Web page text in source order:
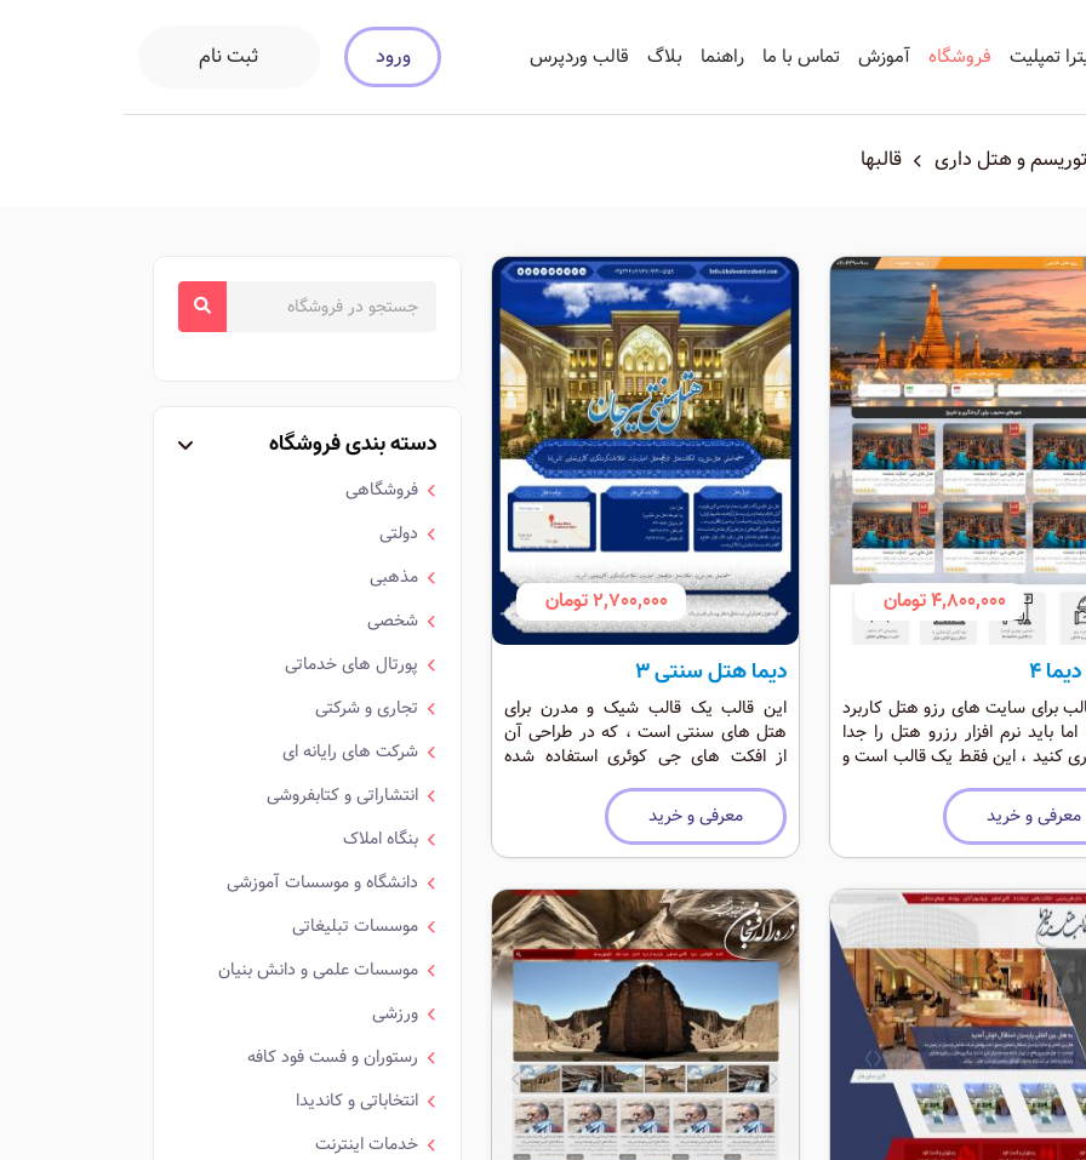
تمپلیت فروشگاه آموزش تماس با ما راهنما بلاگ قالب وردپرس ورود ثبت نام
و هتل داری قالبها
4,800,000 تومان
4
برای سایت های رزو هتل کاربرد
اما باید نرم افزار رزرو هتل را جدا
کنید ، این فقط یک قالب است و
رزواسیون هتل را ندارد/
معرفی و خرید
2,700,000 تومان
دیما هتل سنتی 3
این قالب یک قالب شیک و مدرن برای
هتل های سنتی است ، که در طراحی آن
از افکت های جی کوئری استفاده شده
است. این قالب موقعیت ماژول های
زیادی دارد و برای هتل داری ، بیمارستان و
اماکن تفریحی کاربرد دارد.
معرفی و خرید
دسته بندی فروشگاه
فروشگاهی
دولتی
مذهبی
شخصی
پورتال های خدماتی
تجاری و شرکتی
شرکت های رایانه ای
انتشاراتی و کتابفروشی
بنگاه املاک
دانشگاه و موسسات آموزشی
موسسات تبلیغاتی
موسسات علمی و دانش بنیان
ورزشی
رستوران و فست فود کافه
انتخاباتی و کاندیدا
خدمات اینترنت